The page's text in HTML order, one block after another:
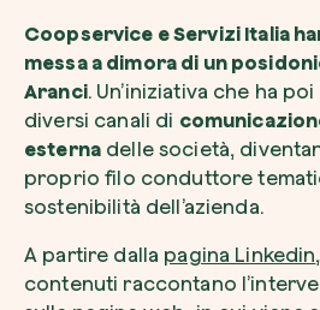
Coopservice e Servizi Italia
messa a dimora di un
Aranci. Un’iniziativa che ha
diversi canali di
esternadelle società,
proprio filo conduttore
sostenibilità dell’azienda.
A partire dalla pagina Linkedin
contenuti raccontano
Pianta un
Pianta, adotta o
specie.
Piantalo ora
Voglio
da zeroCO2
Accetto
Non compilare
Invia richiesta